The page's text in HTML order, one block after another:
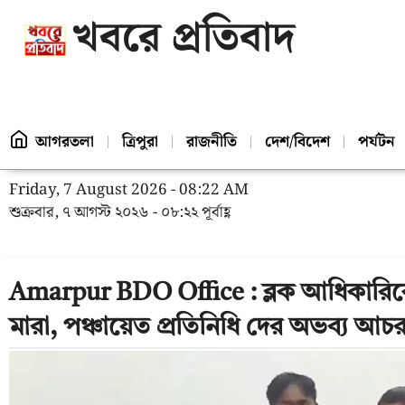
খবরে প্রতিবাদ
আগরতলা ত্রিপুরা রাজনীতি দেশ/বিদেশ পর্যটন
Friday, 7 August 2026 - 08:22 AM
শুক্রবার, ৭ আগস্ট ২০২৬ - ০৮:২২ পূর্বাহ্ণ
Amarpur BDO Office : ব্লক
মারা, পঞ্চায়েত প্রতিনিধি দের অভব্য